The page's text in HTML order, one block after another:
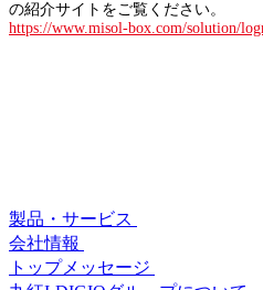
の紹介サイトをご覧ください。
https://www.misol-box.com/solution/
製品・サービス
会社情報
トップメッセージ